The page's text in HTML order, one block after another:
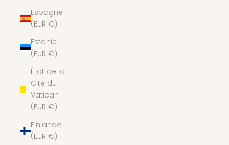
Espagne
(EUR €)
Estonie
(EUR €)
État de la
Cité du
Vatican
(EUR €)
Finlande
(EUR €)